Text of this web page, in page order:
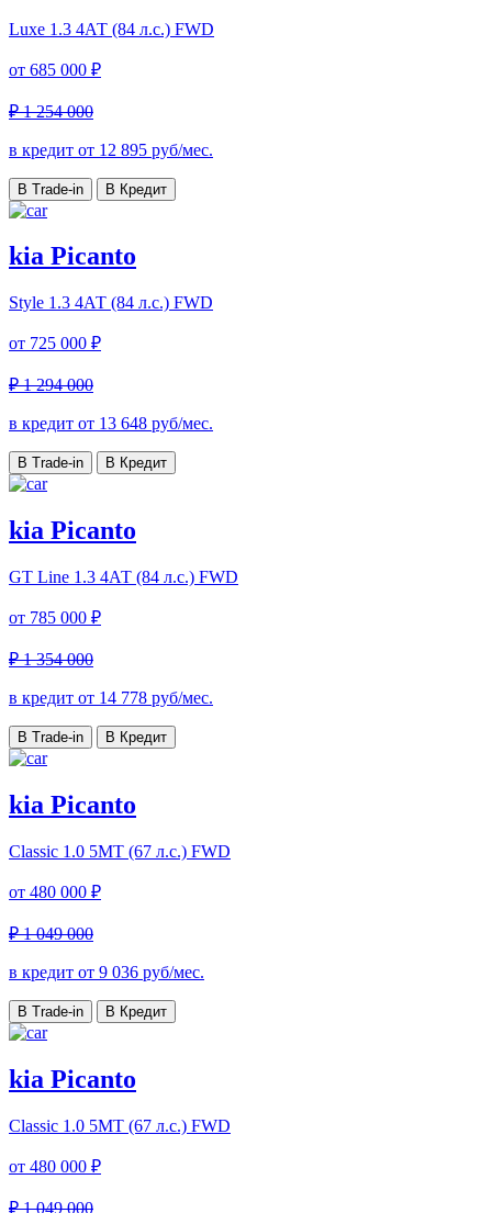
Luxe 1.3 4АТ (84 л.с.) FWD
от 685 000 ₽
₽ 1 254 000
в кредит от 12 895 руб/мес.
В Trade-in В Кредит
kia Picanto
Style 1.3 4АТ (84 л.с.) FWD
от 725 000 ₽
₽ 1 294 000
в кредит от 13 648 руб/мес.
В Trade-in В Кредит
kia Picanto
GT Line 1.3 4АТ (84 л.с.) FWD
от 785 000 ₽
₽ 1 354 000
в кредит от 14 778 руб/мес.
В Trade-in В Кредит
kia Picanto
Classic 1.0 5МТ (67 л.с.) FWD
от 480 000 ₽
₽ 1 049 000
в кредит от 9 036 руб/мес.
В Trade-in В Кредит
kia Picanto
Classic 1.0 5МТ (67 л.с.) FWD
от 480 000 ₽
₽ 1 049 000